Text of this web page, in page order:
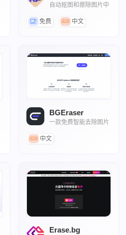
自动抠图和擦除图片中
免费
中文
BGEraser
一款免费智能去除图片
中文
Erase.bg